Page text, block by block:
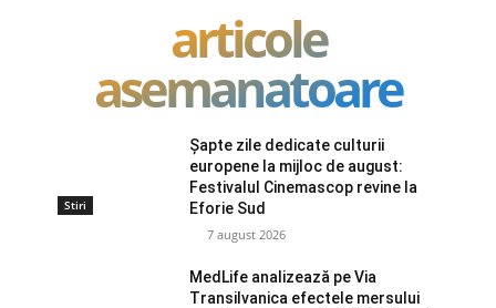
articole
asemanatoare
Stiri
Șapte zile dedicate culturii
europene la mijloc de august:
Festivalul Cinemascop revine la
Eforie Sud
7 august 2026
MedLife analizează pe Via
Transilvanica efectele mersului